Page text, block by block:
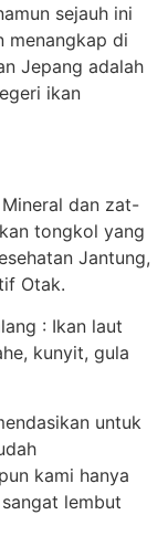
sejauh ini
menangkap di
Jepang adalah
ikan
dan zat-
tongkol yang
Jantung,
Otak.
: Ikan laut
kunyit, gula
untuk
kami hanya
lembut